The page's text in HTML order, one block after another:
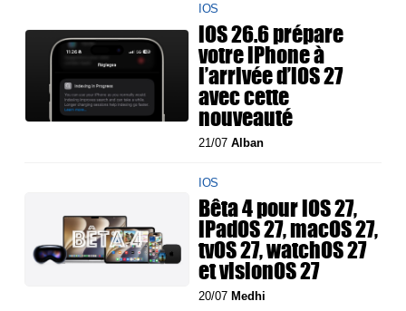
IOS
iOS 26.6 prépare
votre iPhone à
l’arrivée d’iOS 27
avec cette
nouveauté
21/07Alban
IOS
Bêta 4 pour iOS 27,
iPadOS 27, macOS 27,
tvOS 27, watchOS 27
et visionOS 27
20/07 Medhi